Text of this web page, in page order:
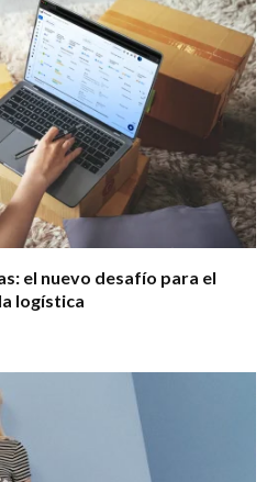
el nuevo desafío para el
logística